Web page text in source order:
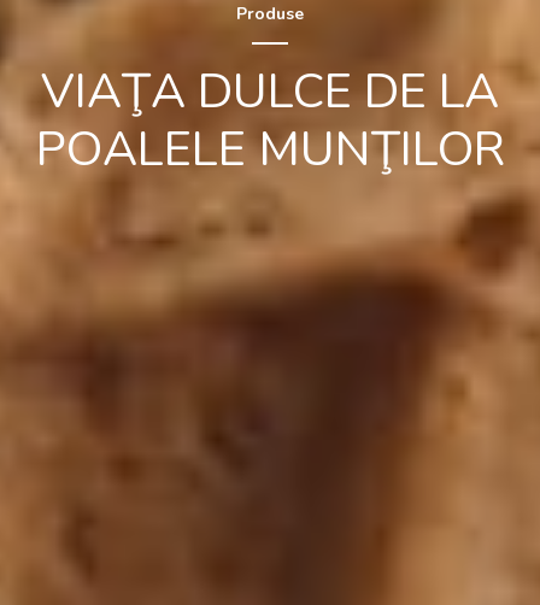
Produse
VIAŢA DULCE DE LA
POALELE MUNŢILOR